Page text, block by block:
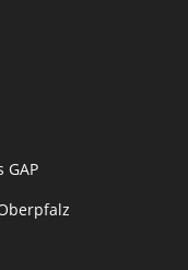
GAP